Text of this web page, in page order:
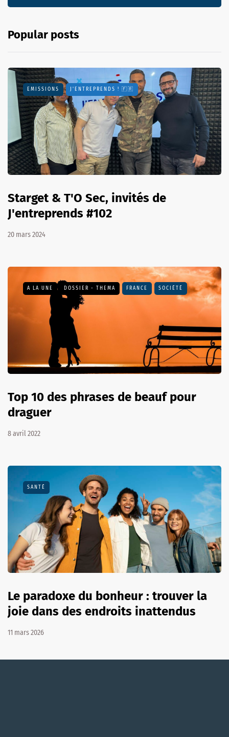
Popular posts
EMISSIONS J'ENTREPRENDS ! 🇫🇷
Starget & T'O Sec, invités de
J'entreprends #102
20 mars 2024
A LA UNE DOSSIER - THEMA FRANCE SOCIÉTÉ
Top 10 des phrases de beauf pour
draguer
8 avril 2022
SANTÉ
Le paradoxe du bonheur : trouver la
joie dans des endroits inattendus
11 mars 2026